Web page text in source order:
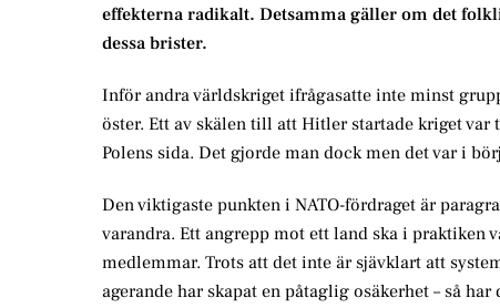
effekterna radikalt. Detsamma gäller om det
dessa brister.
Inför andra världskriget ifrågasatte inte minst
öster. Ett av skälen till att Hitler startade kriget
Polens sida. Det gjorde man dock men det var i
Den viktigaste punkten i NATO-fördraget är
varandra. Ett angrepp mot ett land ska i praktiken
medlemmar. Trots att det inte är sjävklart att
agerande har skapat en påtaglig osäkerhet – så